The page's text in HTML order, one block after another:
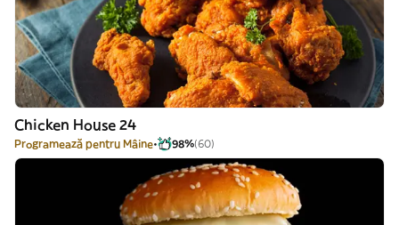
Chicken House 24
Programează pentru Mâine 98%(60)